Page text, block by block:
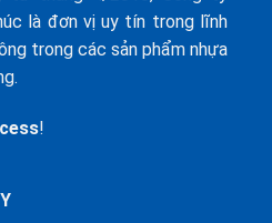
là đơn vị uy tín trong lĩnh
trong các sản phẩm nhựa
!